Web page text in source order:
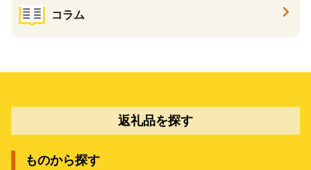
コラム
返礼品を探す
ものから探す